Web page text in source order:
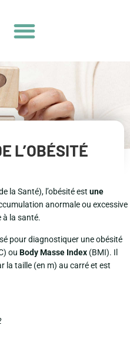
L’OBÉSITÉ
la Santé), l’obésité est une
anormale ou excessive
à la santé.
pour diagnostiquer une obésité
ou Body Masse Index (BMI). Il
la taille (en m) au carré et est